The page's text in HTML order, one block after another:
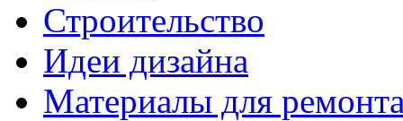
Строительство
Идеи дизайна
Материалы для